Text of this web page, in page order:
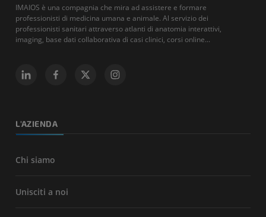
IMAIOS è una compagnia che mira ad assistere e formare
professionisti di medicina umana e animale. Al servizio dei
professionisti sanitari attraverso atlanti di anatomia interattivi,
imaging, base dati collaborativa di casi clinici, corsi online...
L'AZIENDA
Chi siamo
Unisciti a noi